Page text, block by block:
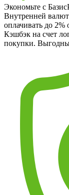
Экономьте с
Внутренней
оплачивать до 2%
Кэшбэк на счет
покупки.